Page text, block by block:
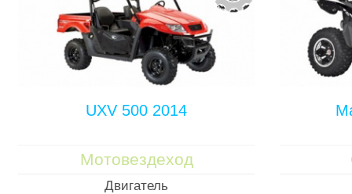
UXV 500 2014
Мотовездеход
Двигатель